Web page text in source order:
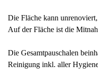
Die Fläche kann
Auf der Fläche ist die
Die Gesamtpauschalen
Reinigung inkl. aller